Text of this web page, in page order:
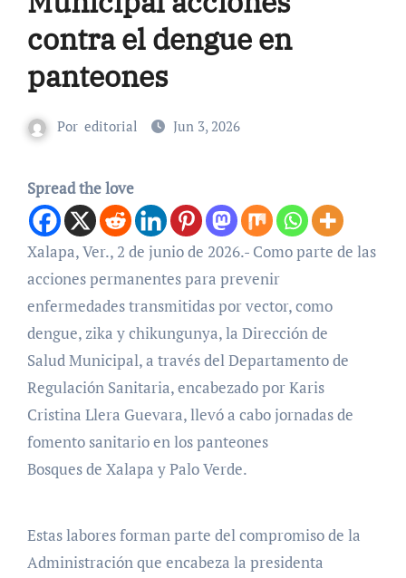
contra el dengue en
panteones
Por editorial Jun 3, 2026
Spread the love
Xalapa, Ver., 2 de junio de 2026.- Como parte de las
acciones permanentes para prevenir
enfermedades transmitidas por vector, como
dengue, zika y chikungunya, la Dirección de
Salud Municipal, a través del Departamento de
Regulación Sanitaria, encabezado por Karis
Cristina Llera Guevara, llevó a cabo jornadas de
fomento sanitario en los panteones
Bosques de Xalapa y Palo Verde.
Estas labores forman parte del compromiso de la
Administración que encabeza la presidenta